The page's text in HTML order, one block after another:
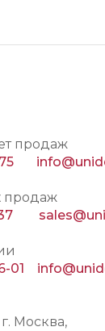
продаж
продаж
01
Москва,